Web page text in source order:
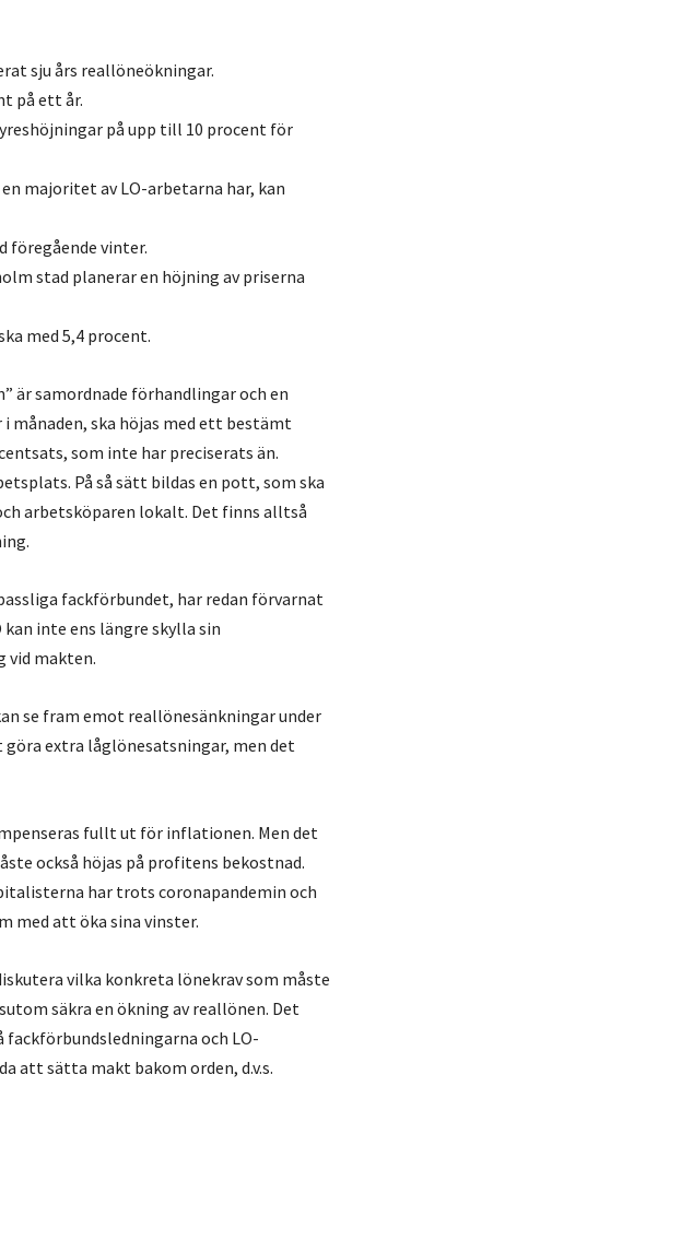
sju års reallöneökningar.
på ett år.
på upp till 10 procent för
majoritet av LO-arbetarna har, kan
föregående vinter.
stad planerar en höjning av priserna
med 5,4 procent.
är samordnade förhandlingar och en
månaden, ska höjas med ett bestämt
som inte har preciserats än.
På så sätt bildas en pott, som ska
arbetsköparen lokalt. Det finns alltså
fackförbundet, har redan förvarnat
inte ens längre skylla sin
vid makten.
se fram emot reallönesänkningar under
extra låglönesatsningar, men det
fullt ut för inflationen. Men det
också höjas på profitens bekostnad.
har trots coronapandemin och
med att öka sina vinster.
vilka konkreta lönekrav som måste
säkra en ökning av reallönen. Det
och LO-
att sätta makt bakom orden, d.v.s.